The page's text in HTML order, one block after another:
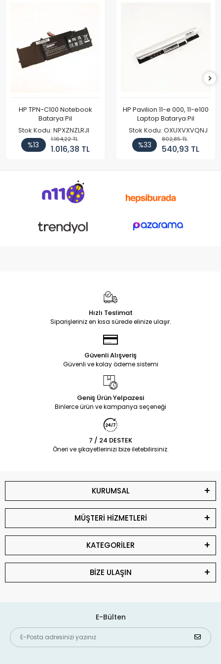
HP TPN-C100 Notebook
Batarya Pil
Stok Kodu: NPXZNZLRJI
%13
1.164,22 TL
1.016,38 TL
HP Pavilion 11-e 000, 11-e100
Laptop Batarya Pil
Stok Kodu: OXUXVXVQNJ
%33
802,85 TL
540,93 TL
Hızlı Teslimat
Siparişleriniz en kısa sürede elinize ulaşır.
Güvenli Alışveriş
Güvenli ve kolay ödeme sistemi
Geniş Ürün Yelpazesi
Binlerce ürün ve kampanya seçeneği
7 / 24 DESTEK
Öneri ve şikayetlerinizi bize iletebilirsiniz.
KURUMSAL
MÜŞTERİ HİZMETLERİ
KATEGORİLER
BİZE ULAŞIN
E-Bülten